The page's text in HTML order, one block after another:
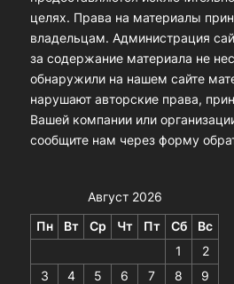
целях. Права на материалы
владельцам. Администрация
за содержание материала не
обнаружили на нашем сайте
нарушают авторские права,
Вашей компании или
сообщите нам через форму
Август 2026
Пн Вт Ср Чт Пт Сб
Вс
1
2
3
4 5 6 7 8
9